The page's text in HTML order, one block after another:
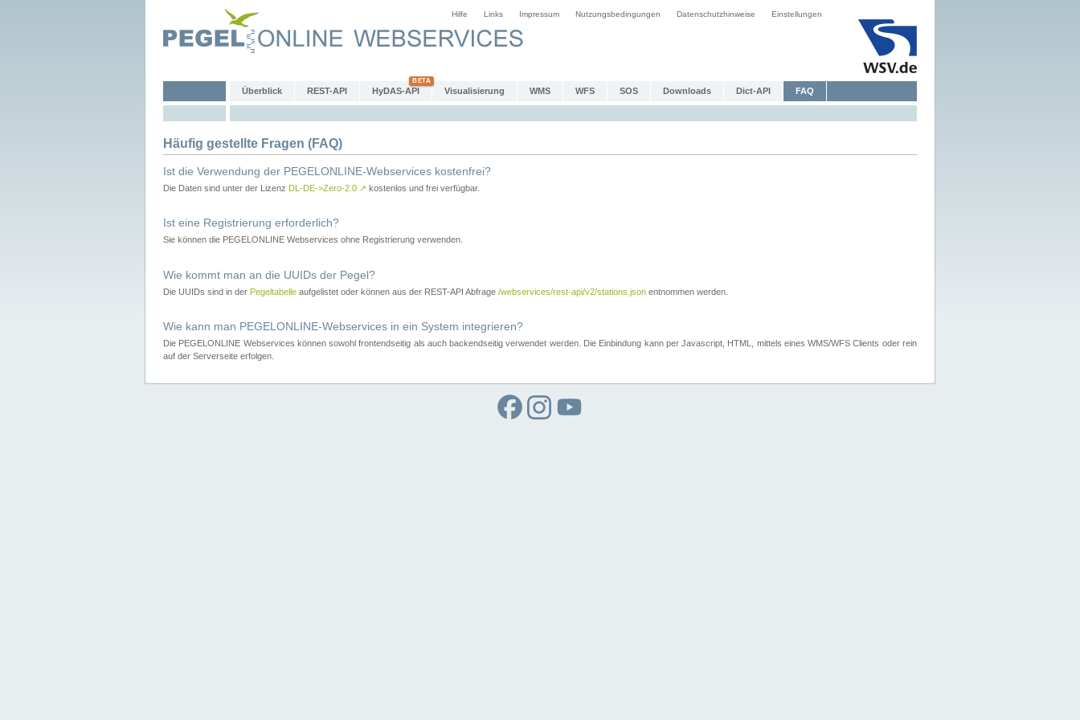
Hilfe Links Impressum Nutzungsbedingungen Datenschutzhinweise Einstellungen
Überblick REST-API HyDAS-API Visualisierung WMS WFS SOS Downloads Dict-API FAQ
Häufig gestellte Fragen (FAQ)
Ist die Verwendung der PEGELONLINE-Webservices kostenfrei?
Die Daten sind unter der Lizenz DL-DE->Zero-2.0 ↗ kostenlos und frei verfügbar.
Ist eine Registrierung erforderlich?
Sie können die PEGELONLINE Webservices ohne Registrierung verwenden.
Wie kommt man an die UUIDs der Pegel?
Die UUIDs sind in der Pegeltabelle aufgelistet oder können aus der REST-API Abfrage /webservices/rest-api/v2/stations.json entnommen werden.
Wie kann man PEGELONLINE-Webservices in ein System integrieren?
Die PEGELONLINE Webservices können sowohl frontendseitig als auch backendseitig verwendet werden. Die Einbindung kann per Javascript, HTML, mittels eines WMS/WFS Clients oder rein
auf der Serverseite erfolgen.